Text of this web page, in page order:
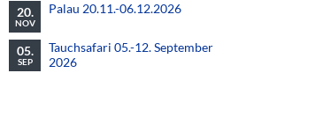
20.
NOV
Palau 20.11.-06.12.2026
05.
SEP
Tauchsafari 05.-12. September
2026